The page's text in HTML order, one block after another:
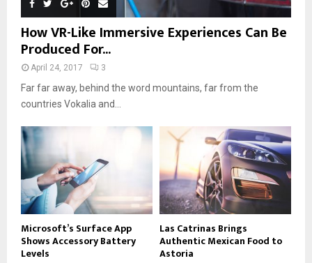
How VR-Like Immersive Experiences Can Be
Produced For...
April 24, 2017 3
Far far away, behind the word mountains, far from the
countries Vokalia and...
Microsoft’s Surface App
Shows Accessory Battery
Levels
Las Catrinas Brings
Authentic Mexican Food to
Astoria